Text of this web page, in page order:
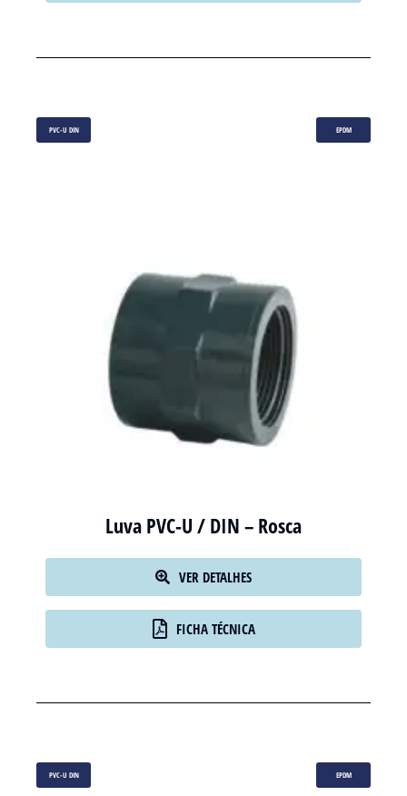
PVC-U DIN EPDM
Luva PVC-U / DIN – Rosca
VER DETALHES
FICHA TÉCNICA
PVC-U DIN EPDM